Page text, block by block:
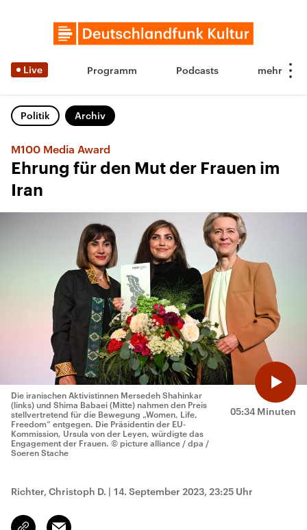
Live Programm Podcasts
Politik Archiv
M100 Media Award
Ehrung für den Mut der Frauen im
Iran
05:34 Minuten
Die iranischen Aktivistinnen Mersedeh Shahinkar
(links) und Shima Babaei (Mitte) nahmen den Preis
stellvertretend für die Bewegung „Women, Life,
Freedom“ entgegen. Die Präsidentin der EU-
Kommission, Ursula von der Leyen, würdigte das
Engagement der Frauen. © picture alliance / dpa /
Soeren Stache
Richter, Christoph D. | 14. September 2023, 23:25 Uhr
Link
Email